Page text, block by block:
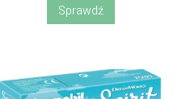
Sprawdź